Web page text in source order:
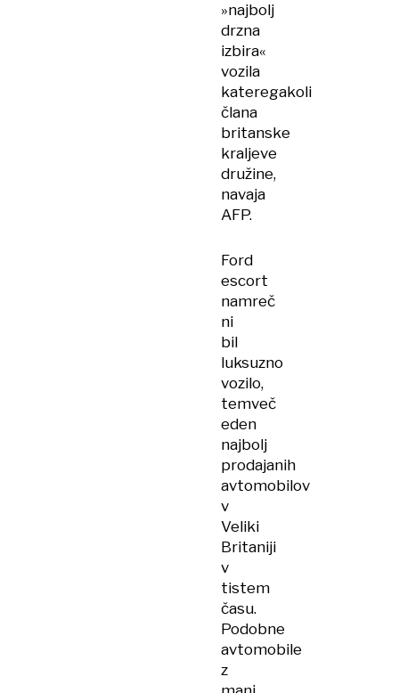
»najbolj
drzna
izbira«
vozila
kateregakoli
člana
britanske
kraljeve
družine,
navaja
AFP.
Ford
escort
namreč
ni
bil
luksuzno
vozilo,
temveč
eden
najbolj
prodajanih
avtomobilov
v
Veliki
Britaniji
v
tistem
času.
Podobne
avtomobile
z